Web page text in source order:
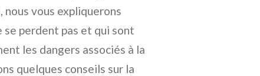
vous expliquerons
perdent pas et qui sont
les dangers associés à la
quelques conseils sur la